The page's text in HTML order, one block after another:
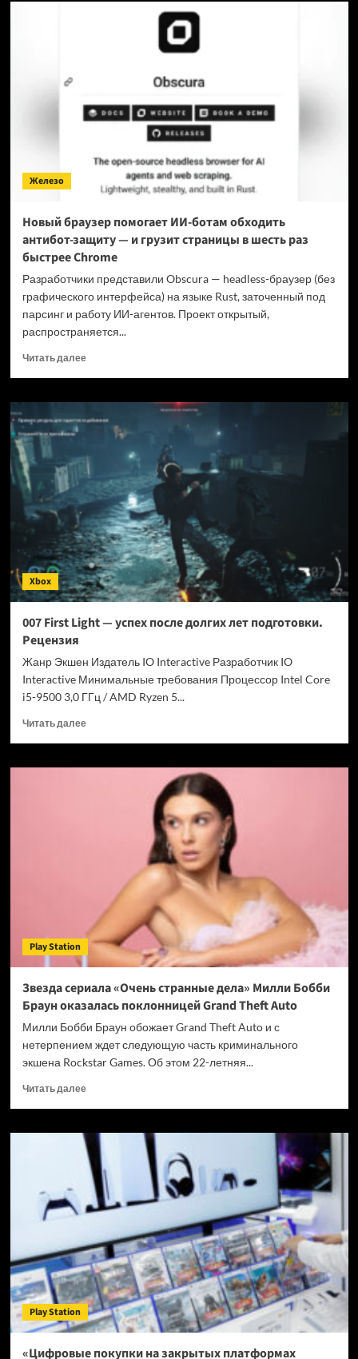
инструмент,
который
на
токены
раз
Железо
Новый браузер помогает ИИ-ботам обходить
антибот-защиту — и грузит страницы в шесть раз
быстрее Chrome
Разработчики представили Obscura — headless-браузер (без
графического интерфейса) на языке Rust, заточенный под
парсинг и работу ИИ-агентов. Проект открытый,
распространяется...
Читать далееПрочитать
Новый
браузер
помогает
ботам
обходить
антибот-
защиту
—
и
грузит
страницы
в
шесть
быстрее
Xbox
007 First Light — успех после долгих лет подготовки.
Рецензия
Жанр Экшен Издатель IO Interactive Разработчик IO
Interactive Минимальные требования Процессор Intel Core
i5-9500 3,0 ГГц / AMD Ryzen 5...
Читать далееПрочитать
007
подготовки.
Рецензия
Play Station
Звезда сериала «Очень странные дела» Милли Бобби
Браун оказалась поклонницей Grand Theft Auto
Милли Бобби Браун обожает Grand Theft Auto и с
нетерпением ждет следующую часть криминального
экшена Rockstar Games. Об этом 22-летняя...
Читать далееПрочитать
Звезда
сериала
«Очень
странные
дела»
Милли
Браун
оказалась
поклонницей
Grand
Theft
Auto
Play Station
«Цифровые покупки на закрытых платформах